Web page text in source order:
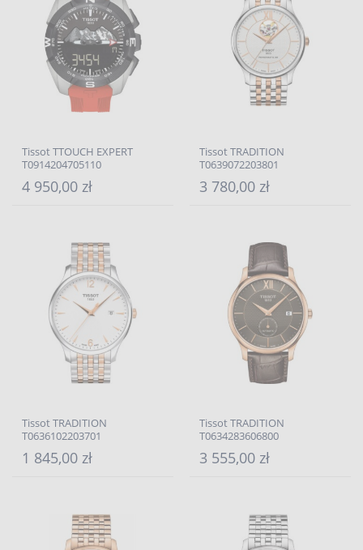
Tissot TTOUCH EXPERT
T0914204705110
4 950,00 zł
Tissot TRADITION
T0639072203801
3 780,00 zł
Tissot TRADITION
T0636102203701
1 845,00 zł
Tissot TRADITION
T0634283606800
3 555,00 zł